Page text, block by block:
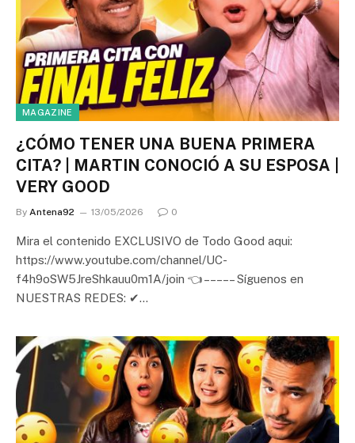
MAGAZINE
¿CÓMO TENER UNA BUENA PRIMERA
CITA? | MARTIN CONOCIÓ A SU ESPOSA |
VERY GOOD
By Antena92 13/05/2026 0
Mira el contenido EXCLUSIVO de Todo Good aqui:
https://www.youtube.com/channel/UC-
f4h9oSW5JreShkauu0m1A/join 👈 – – – – – Síguenos en
NUESTRAS REDES: ✔…